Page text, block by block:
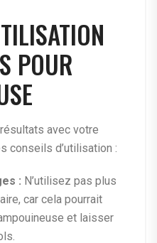
POUR
avec votre
conseils d’utilisation :
: N’utilisez pas plus
car cela pourrait
et laisser